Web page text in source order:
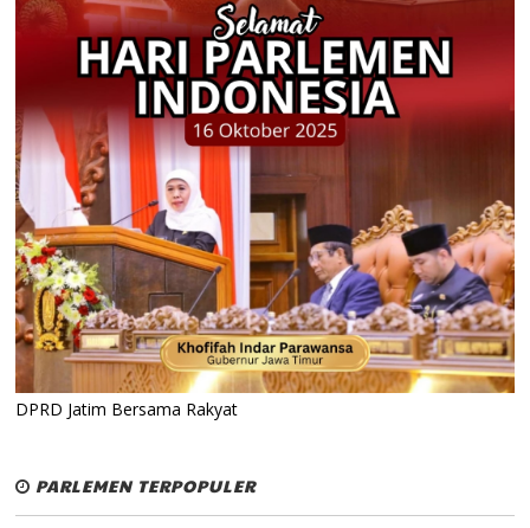
DPRD Jatim Bersama Rakyat
PARLEMEN TERPOPULER